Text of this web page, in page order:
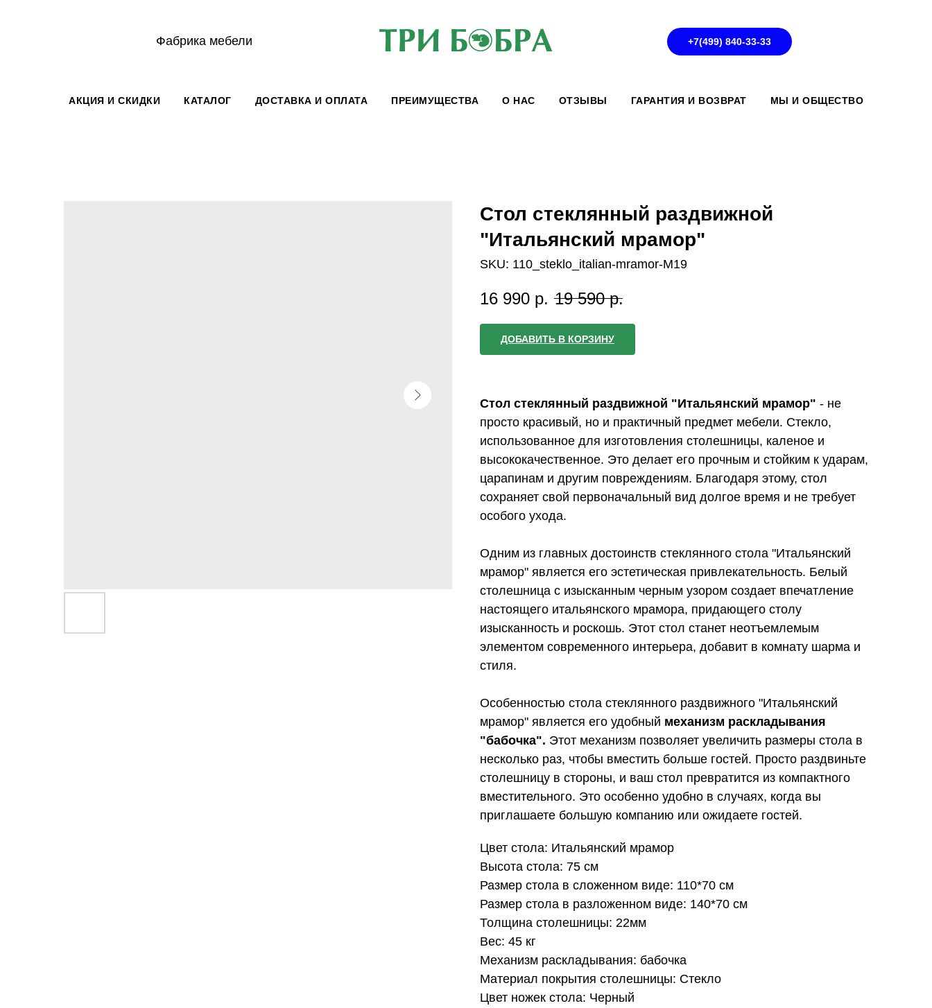
Фабрика мебели +7(499) 840-33-33
АКЦИЯ И СКИДКИ КАТАЛОГ ДОСТАВКА И ОПЛАТА ПРЕИМУЩЕСТВА О НАС ОТЗЫВЫ ГАРАНТИЯ И ВОЗВРАТ МЫ И ОБЩЕСТВО
Стол стеклянный раздвижной
"Итальянский мрамор"
SKU: 110_steklo_italian-mramor-M19
16 990 р. 19 590 р.
ДОБАВИТЬ В КОРЗИНУ
Стол стеклянный раздвижной "Итальянский мрамор" - не
просто красивый, но и практичный предмет мебели. Стекло,
использованное для изготовления столешницы, каленое и
высококачественное. Это делает его прочным и стойким к ударам,
царапинам и другим повреждениям. Благодаря этому, стол
сохраняет свой первоначальный вид долгое время и не требует
особого ухода.
Одним из главных достоинств стеклянного стола "Итальянский
мрамор" является его эстетическая привлекательность. Белый
столешница с изысканным черным узором создает впечатление
настоящего итальянского мрамора, придающего столу
изысканность и роскошь. Этот стол станет неотъемлемым
элементом современного интерьера, добавит в комнату шарма и
стиля.
Особенностью стола стеклянного раздвижного "Итальянский
мрамор" является его удобный механизм раскладывания
"бабочка". Этот механизм позволяет увеличить размеры стола в
несколько раз, чтобы вместить больше гостей. Просто раздвиньте
столешницу в стороны, и ваш стол превратится из компактного
вместительного. Это особенно удобно в случаях, когда вы
приглашаете большую компанию или ожидаете гостей.
Цвет стола: Итальянский мрамор
Высота стола: 75 см
Размер стола в сложенном виде: 110*70 см
Размер стола в разложенном виде: 140*70 см
Толщина столешницы: 22мм
Вес: 45 кг
Механизм раскладывания: бабочка
Материал покрытия столешницы: Стекло
Цвет ножек стола: Черный